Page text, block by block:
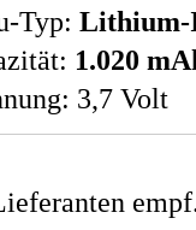
Typ: Lithium-
1.020
3,7 Volt